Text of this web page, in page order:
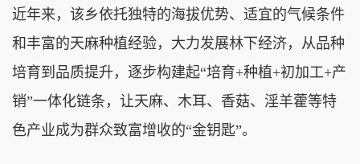
近年来，该乡依托独特的海拔优势、适宜的气候条件
和丰富的天麻种植经验，大力发展林下经济，从品种
培育到品质提升，逐步构建起“培育+种植+初加工+产
销”一体化链条，让天麻、木耳、香菇、淫羊藿等特
色产业成为群众致富增收的“金钥匙”。